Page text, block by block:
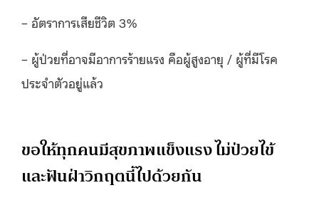
– อัตราการเสียชีวิต 3%
– ผู้ป่วยที่อาจมีอาการร้ายแรง คือผู้สูงอายุ / ผู้ที่มีโรค
ประจำตัวอยู่แล้ว
ขอให้ทุกคนมีสุขภาพแข็งแรง ไม่ป่วยไข้
และฟันฝ่าวิกฤตนี้ไปด้วยกัน